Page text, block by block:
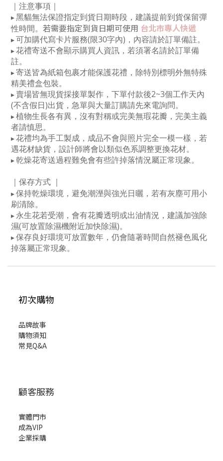
｜注意事項｜
▸黑貓無法保證指定到貨日期時段，建議提前到貨保留彈
性時間。 若需要指定到貨日期可使用 台北市專人快遞
▸可加購代寫卡片服務(限30字內)，內容請於訂單備註。
▸花禮寄送不會顯示購買人資訊，若須署名請於訂單備
註。
▸寄送皆為紙箱包裹才能保護花禮，除特別標明外無特殊
精美禮盒包裝。
▸ 賣場皆無現貨採接單製作，下單付款後2~3個工作天內
(不含假日)出貨，急單與大量訂購請先來電詢問。
▸植物生長各有異，沒有對稱或完美無瑕花瓣，完美主義
者請慎思。
▸花禮均為手工製成，成品不會與照片完全一模一樣，若
遇花材缺貨，設計師將會以類似色系調整更換花材。
▸乾燥花寄送過程難免會有些許掉落情況屬正常現象。
｜保存方式 ｜
▸保持乾燥環境，避免潮溼與強光日曬，若有灰塵可用小
刷清除。
▸ 永生花若受潮，會有花瓣透明或出油情況，建議加強除
濕(可放置除濕機附近加快除濕)。
▸保存良好環境可放置數年，仍會隨著時間自然褪色風化
掉落屬正常現象。
初次購物
品牌故事
購物須知
常見Q&A
顧客服務
實體門市
成為VIP
企業採購